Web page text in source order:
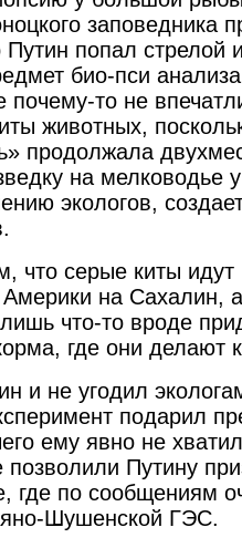
заповедника
попал стрелой
био-пси
почему-то не
животных,
продолжала
на мелководье
экологов,
что серые киты идут
на Сахалин,
что-то вроде
где они делают
и не угодил
подарил
ему явно не
Путину
где по сообщениям
Шушенской ГЭС.